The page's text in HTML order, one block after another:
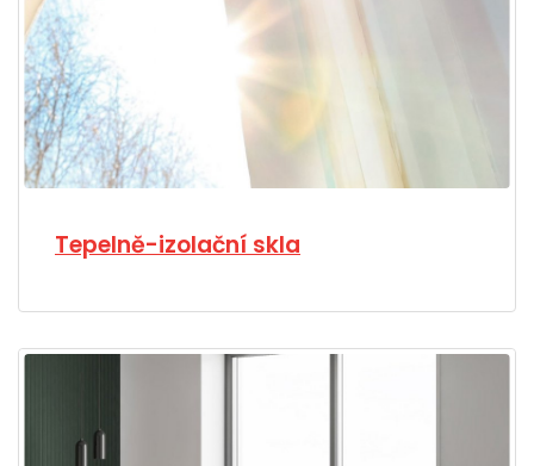
Tepelně-izolační skla